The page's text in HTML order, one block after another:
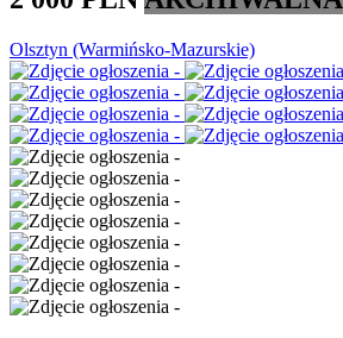
Olsztyn (Warmińsko-Mazurskie)